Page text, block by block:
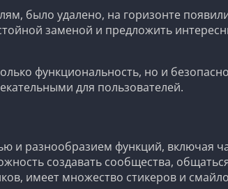
было удалено, на горизонте
заменой и предложить
функциональность, но и
для пользователей.
и разнообразием функций, включая
создавать сообщества,
имеет множество стикеров и